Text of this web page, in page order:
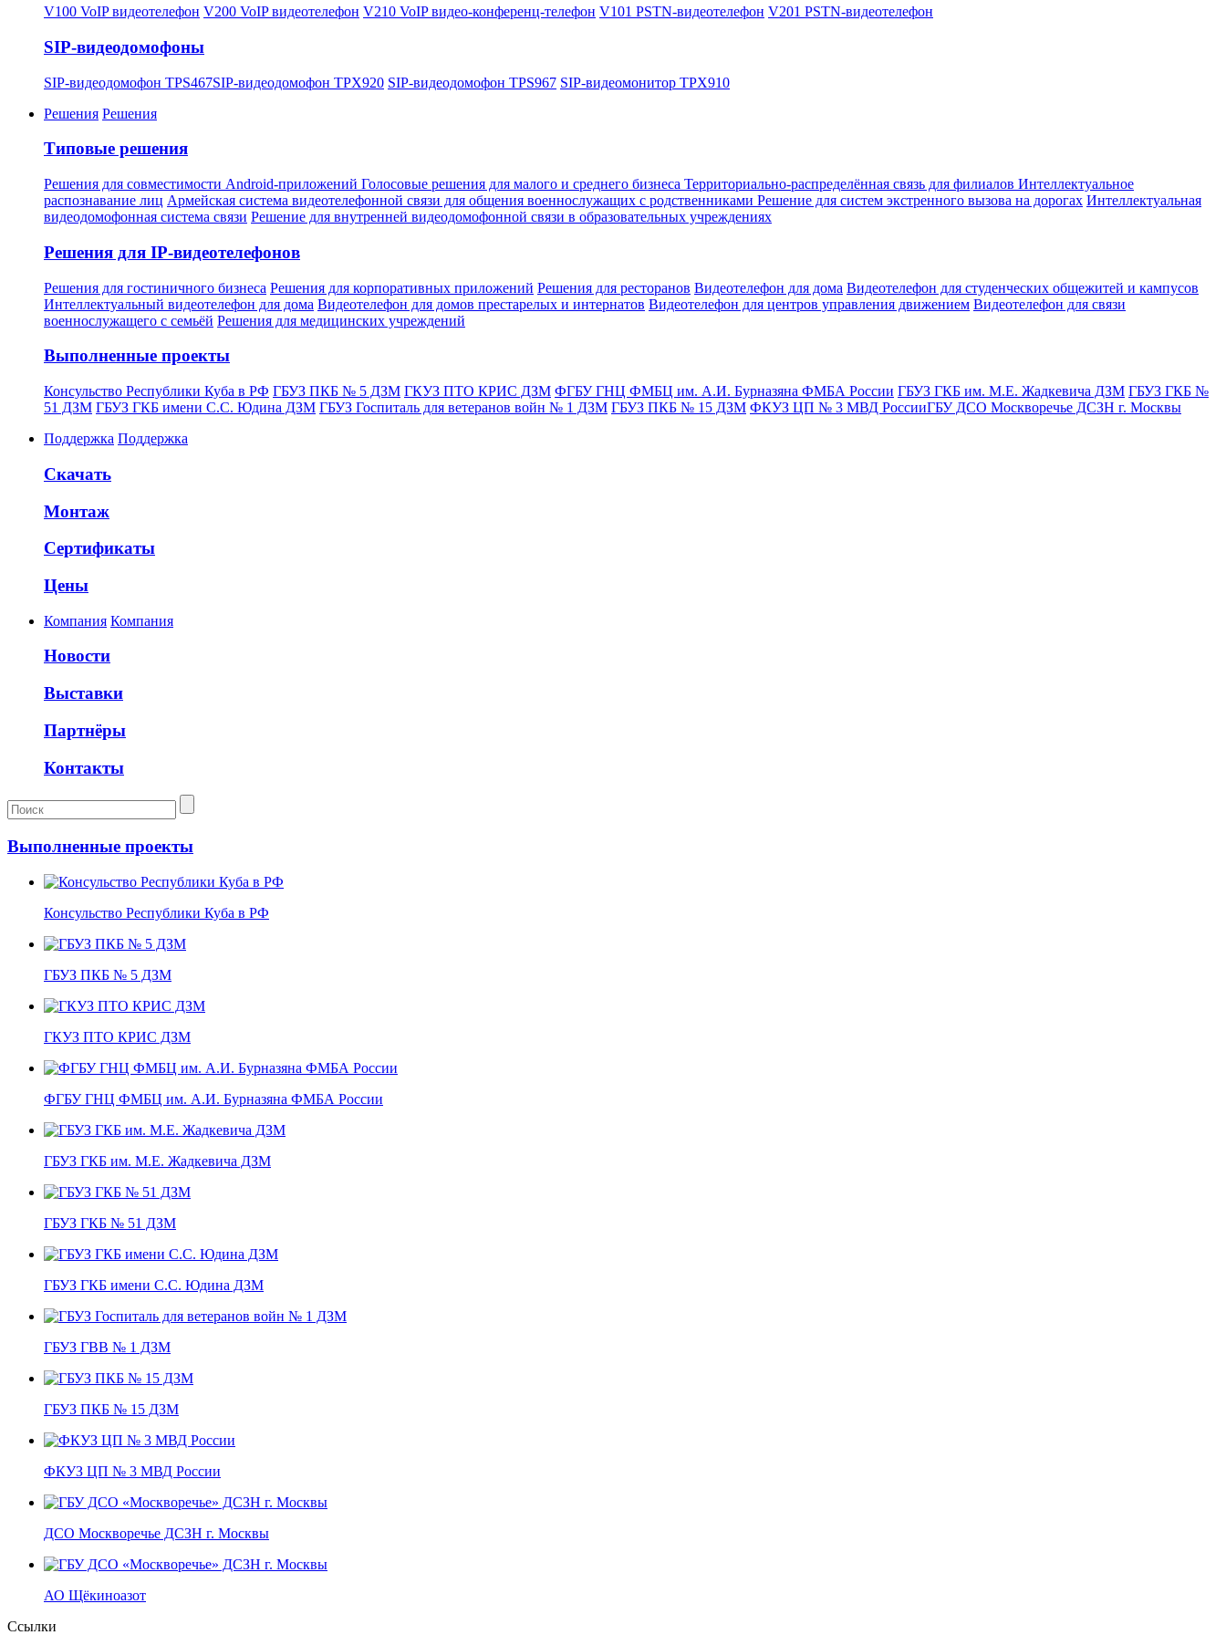
V100 VoIP видеотелефон V200 VoIP видеотелефон V210 VoIP видео-конференц-телефон V101 PSTN-видеотелефон V201 PSTN-видеотелефон
SIP-видеодомофоны
SIP-видеодомофон TPS467SIP-видеодомофон TPX920 SIP-видеодомофон TPS967 SIP-видеомонитор TPX910
Решения Решения
Типовые решения
Решения для совместимости Android-приложений Голосовые решения для малого и среднего бизнеса Территориально-распределённая связь для филиалов Интеллектуальное
распознавание лиц Армейская система видеотелефонной связи для общения военнослужащих с родственниками Решение для систем экстренного вызова на дорогах Интеллектуальная
видеодомофонная система связи Решение для внутренней видеодомофонной связи в образовательных учреждениях
Решения для IP-видеотелефонов
Решения для гостиничного бизнеса Решения для корпоративных приложений Решения для ресторанов Видеотелефон для дома Видеотелефон для студенческих общежитей и кампусов
Интеллектуальный видеотелефон для дома Видеотелефон для домов престарелых и интернатов Видеотелефон для центров управления движением Видеотелефон для связи
военнослужащего с семьёй Решения для медицинских учреждений
Выполненные проекты
Консульство Республики Куба в РФ ГБУЗ ПКБ № 5 ДЗМ ГКУЗ ПТО КРИC ДЗМ ФГБУ ГНЦ ФМБЦ им. А.И. Бурназяна ФМБА России ГБУЗ ГКБ им. М.Е. Жадкевича ДЗМ ГБУЗ ГКБ №
51 ДЗМ ГБУЗ ГКБ имени С.С. Юдина ДЗМ ГБУЗ Госпиталь для ветеранов войн № 1 ДЗМ ГБУЗ ПКБ № 15 ДЗМ ФКУЗ ЦП № 3 МВД РоссииГБУ ДСО Москворечье ДСЗН г. Москвы
Поддержка Поддержка
Скачать
Монтаж
Сертификаты
Цены
Компания Компания
Новости
Выставки
Партнёры
Контакты
Выполненные проекты
Консульство Республики Куба в РФ
ГБУЗ ПКБ № 5 ДЗМ
ГКУЗ ПТО КРИC ДЗМ
ФГБУ ГНЦ ФМБЦ им. А.И. Бурназяна ФМБА России
ГБУЗ ГКБ им. М.Е. Жадкевича ДЗМ
ГБУЗ ГКБ № 51 ДЗМ
ГБУЗ ГКБ имени С.С. Юдина ДЗМ
ГБУЗ ГВВ № 1 ДЗМ
ГБУЗ ПКБ № 15 ДЗМ
ФКУЗ ЦП № 3 МВД России
ДСО Москворечье ДСЗН г. Москвы
АО Щёкиноазот
Ссылки